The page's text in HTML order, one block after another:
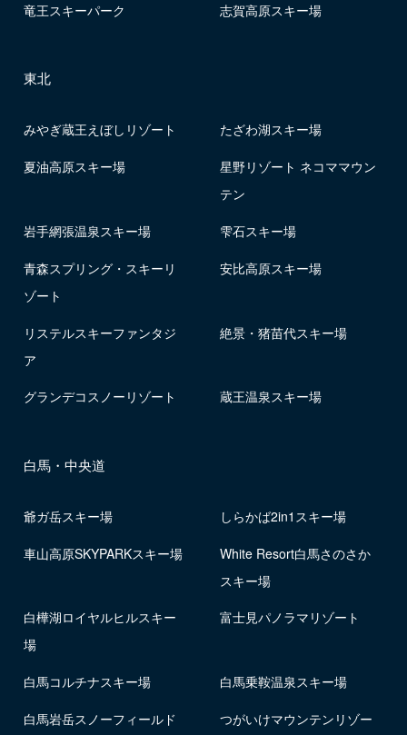
竜王スキーパーク 志賀高原スキー場
東北
みやぎ蔵王えぼしリゾート たざわ湖スキー場
夏油高原スキー場
星野リゾート ネコママウン
テン
岩手網張温泉スキー場 雫石スキー場
青森スプリング・スキーリ
ゾート
安比高原スキー場
リステルスキーファンタジ
ア
絶景・猪苗代スキー場
グランデコスノーリゾート 蔵王温泉スキー場
白馬・中央道
爺ガ岳スキー場 しらかば2in1スキー場
車山高原SKYPARKスキー場
White Resort白馬さのさか
スキー場
白樺湖ロイヤルヒルスキー
場
富士見パノラマリゾート
白馬コルチナスキー場 白馬乗鞍温泉スキー場
白馬岩岳スノーフィールド
つがいけマウンテンリゾー